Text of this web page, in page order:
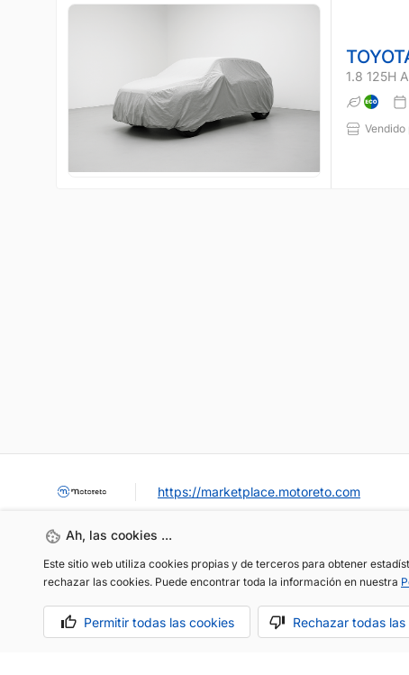
1.8 125H
Vendido
Ah, las cookies ...
Este sitio web utiliza cookies propias y de terceros para obtener
rechazar las cookies. Puede encontrar toda la información en nuestra
Permitir todas las cookies Rechazar todas las
https://marketplace.motoreto.com